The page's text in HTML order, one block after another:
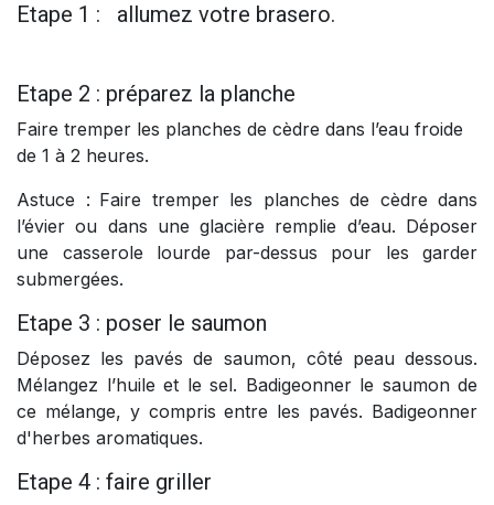
Etape 1 : allumez votre brasero.
Etape 2 : préparez la planche
Faire tremper les planches de cèdre dans l’eau froide
de 1 à 2 heures.
Astuce : Faire tremper les planches de cèdre dans
l’évier ou dans une glacière remplie d’eau. Déposer
une casserole lourde par-dessus pour les garder
submergées.
Etape 3 : poser le saumon
Déposez les pavés de saumon, côté peau dessous.
Mélangez l’huile et le sel. Badigeonner le saumon de
ce mélange, y compris entre les pavés. Badigeonner
d'herbes aromatiques.
Etape 4 : faire griller